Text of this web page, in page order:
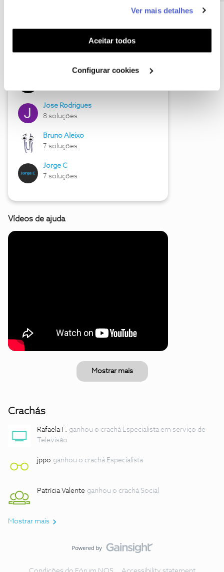
funcionalidades (cookies de personalização e
funcionalidade) e adaptar anúncios aos seus interesses
(cookies de publicidade personalizada). Pode gerir a
utilização dos cookies clicando em "Configurar
Ver mais detalhes
Aceitar todos
Configurar cookies
Hall of Fame de junho
Jose Rodrigues
8 soluções
Bruno Aleixo
7 soluções
Jorge C
7 soluções
Vídeos de ajuda
Mostrar mais
Crachás
Rafaela F. ganhou o crachá Especialista em serviço de
Televisão
jppo ganhou o crachá Especialista
Patrícia Valente ganhou o crachá Social
Mostrar mais